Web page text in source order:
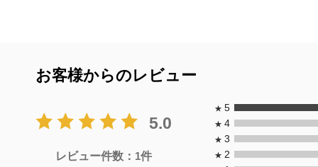
お客様からのレビュー
5.0
レビュー件数： 1件
★ 5
★ 4
★ 3
★ 2